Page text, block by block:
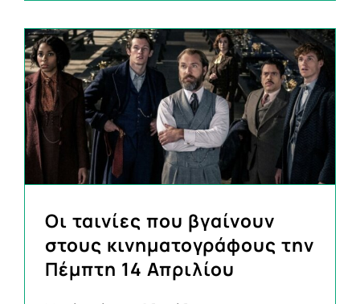
Οι ταινίες που βγαίνουν
στους κινηματογράφους την
Πέμπτη 14 Απριλίου